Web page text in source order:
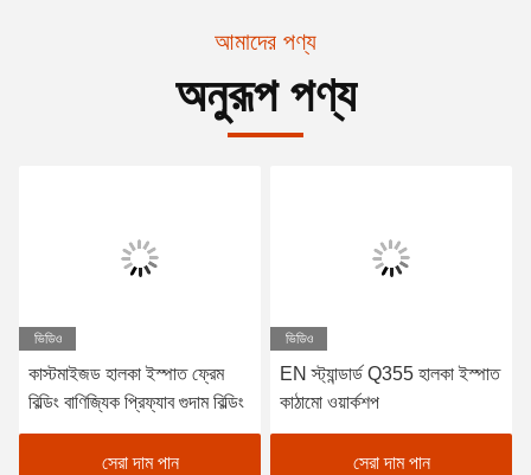
আমাদের পণ্য
অনুরূপ পণ্য
ভিডিও
কাস্টমাইজড হালকা ইস্পাত ফ্রেম
বিল্ডিং বাণিজ্যিক প্রিফ্যাব গুদাম বিল্ডিং
সেরা দাম পান
ভিডিও
EN স্ট্যান্ডার্ড Q355 হালকা ইস্পাত
কাঠামো ওয়ার্কশপ
সেরা দাম পান